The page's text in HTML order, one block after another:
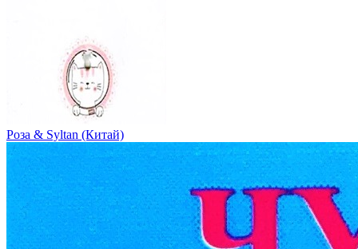
Роза & Syltan (Китай)